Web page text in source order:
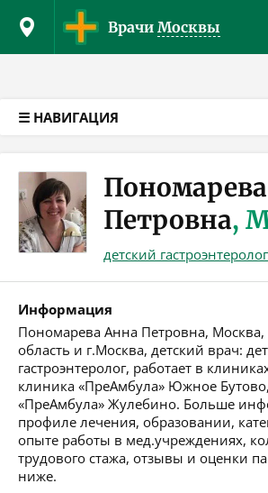
Врачи Москвы
☰ НАВИГАЦИЯ
Петровна,
детский гастроэнтеролог
Информация
Пономарева Анна Петровна, Москва,
область и г.Москва, детский врач:
гастроэнтеролог, работает в
клиника «ПреАмбула» Южное
«ПреАмбула» Жулебино. Больше
профиле лечения, образовании,
опыте работы в мед.учреждениях,
трудового стажа, отзывы и оценки
ниже.